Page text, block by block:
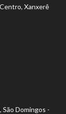
Xanxerê
Domingos -